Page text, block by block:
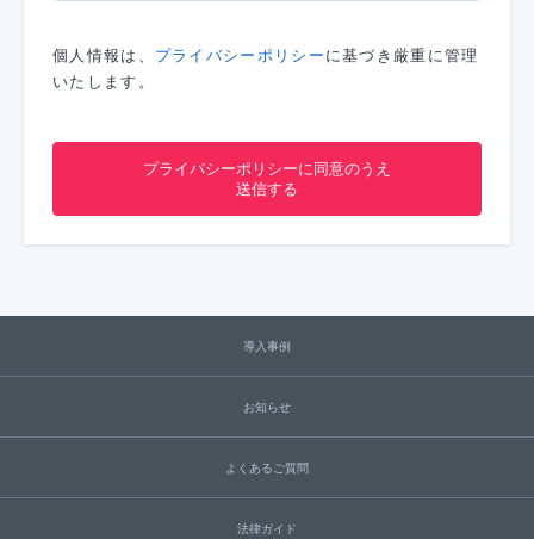
個人情報は、 プライバシーポリシーに基づき厳重に管理
いたします。
導入事例
お知らせ
よくあるご質問
法律ガイド